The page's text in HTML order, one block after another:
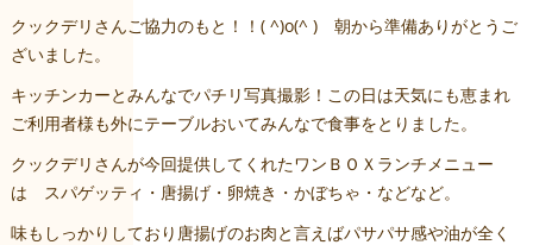
クックデリさんご協力のもと！！( ^)o(^ ) 朝から準備ありがとうご
ざいました。
キッチンカーとみんなでパチリ写真撮影！この日は天気にも恵まれ
ご利用者様も外にテーブルおいてみんなで食事をとりました。
クックデリさんが今回提供してくれたワンＢＯＸランチメニュー
は スパゲッティ・唐揚げ・卵焼き・かぼちゃ・などなど。
味もしっかりしており唐揚げのお肉と言えばパサパサ感や油が全く